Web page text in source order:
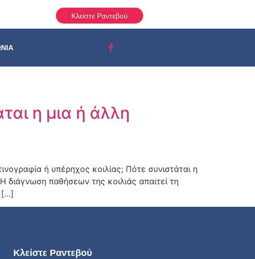
Κλείστε Ραντεβού
η μια ή άλλη
ή υπέρηχος κοιλίας; Πότε συνιστάται η
διάγνωση παθήσεων της κοιλιάς απαιτεί τη
[…]
Κλείστε Ραντεβού